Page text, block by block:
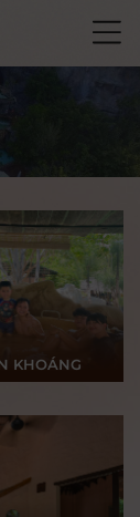
KHOÁNG